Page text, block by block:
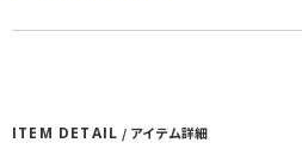
ITEM DETAIL / アイテム詳細